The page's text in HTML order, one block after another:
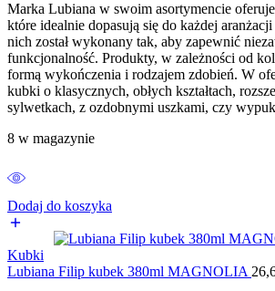
Marka Lubiana w swoim asortymencie
które idealnie dopasują się do każdej
nich został wykonany tak, aby zapewnić
funkcjonalność. Produkty, w zależności od
formą wykończenia i rodzajem zdobień. W
kubki o klasycznych, obłych kształtach,
sylwetkach, z ozdobnymi uszkami, czy
8 w magazynie
Dodaj do koszyka
Kubki
Lubiana Filip kubek 380ml MAGNOLIA